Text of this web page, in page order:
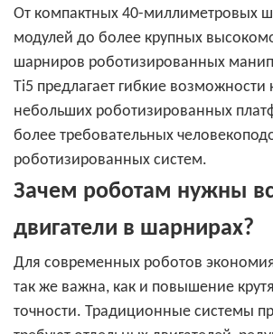
От компактных 40-миллиметровых
модулей до более крупных
шарниров роботизированных
Ti5 предлагает гибкие возможности
небольших роботизированных
более требовательных
роботизированных систем.
Зачем роботам нужны
двигатели в шарнирах?
Для современных роботов
так же важна, как и повышение
точности. Традиционные системы